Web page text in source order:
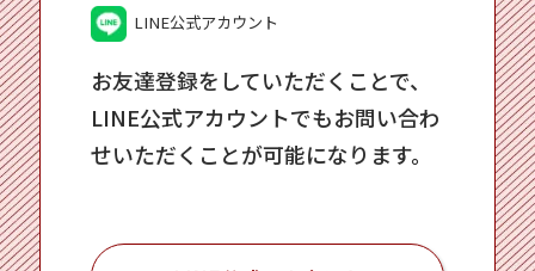
LINE公式アカウント
お友達登録をしていただくことで、
LINE公式アカウントでもお問い合わ
せいただくことが可能になります。